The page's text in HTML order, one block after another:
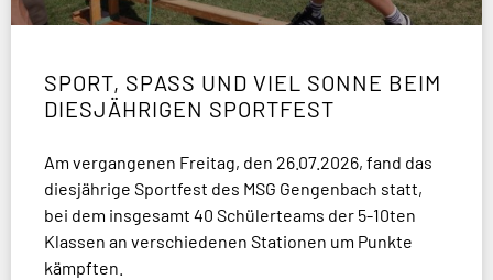
SPORT, SPASS UND VIEL SONNE BEIM D
IESJÄHRIGEN SPORTFEST
Am vergangenen Freitag, den 26.07.2026, fand das
diesjährige Sportfest des MSG Gengenbach statt,
bei dem insgesamt 40 Schülerteams der 5-10ten
Klassen an verschiedenen Stationen um Punkte
kämpften.